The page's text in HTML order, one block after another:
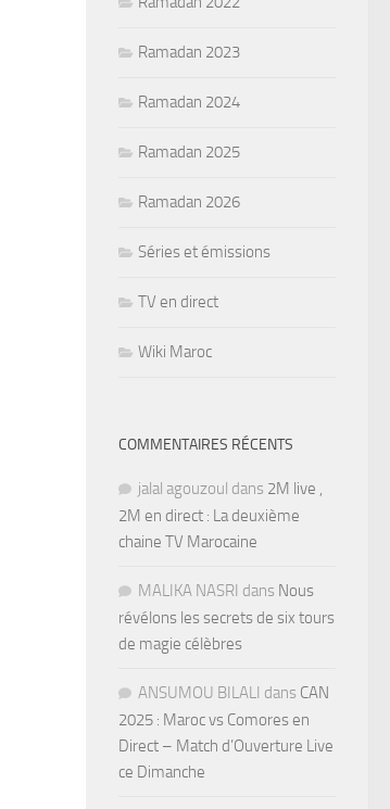
Ramadan 2023
Ramadan 2024
Ramadan 2025
Ramadan 2026
Séries et émissions
TV en direct
Wiki Maroc
COMMENTAIRES RÉCENTS
jalal agouzoul dans 2M live ,
2M en direct : La deuxième
chaine TV Marocaine
MALIKA NASRI dans Nous
révélons les secrets de six tours
de magie célèbres
ANSUMOU BILALI dans CAN
2025 : Maroc vs Comores en
Direct – Match d’Ouverture Live
ce Dimanche